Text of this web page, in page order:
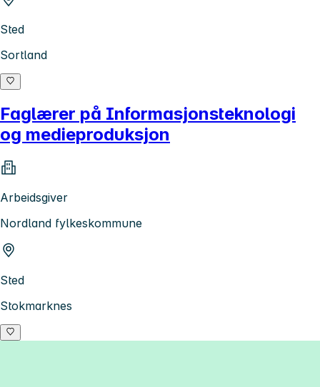
Sted
Sortland
Faglærer på Informasjonsteknologi
og medieproduksjon
Arbeidsgiver
Nordland fylkeskommune
Sted
Stokmarknes